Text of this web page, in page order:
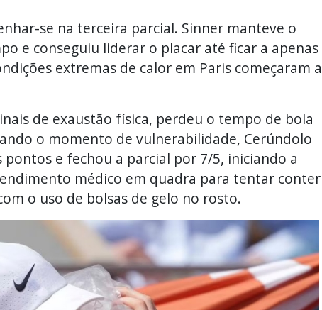
se na terceira parcial. Sinner manteve o
e conseguiu liderar o placar até ficar a apenas
extremas de calor em Paris começaram a
de exaustão física, perdeu o tempo de bola
o momento de vulnerabilidade, Cerúndolo
e fechou a parcial por 7/5, iniciando a
médico em quadra para tentar conter
o uso de bolsas de gelo no rosto.